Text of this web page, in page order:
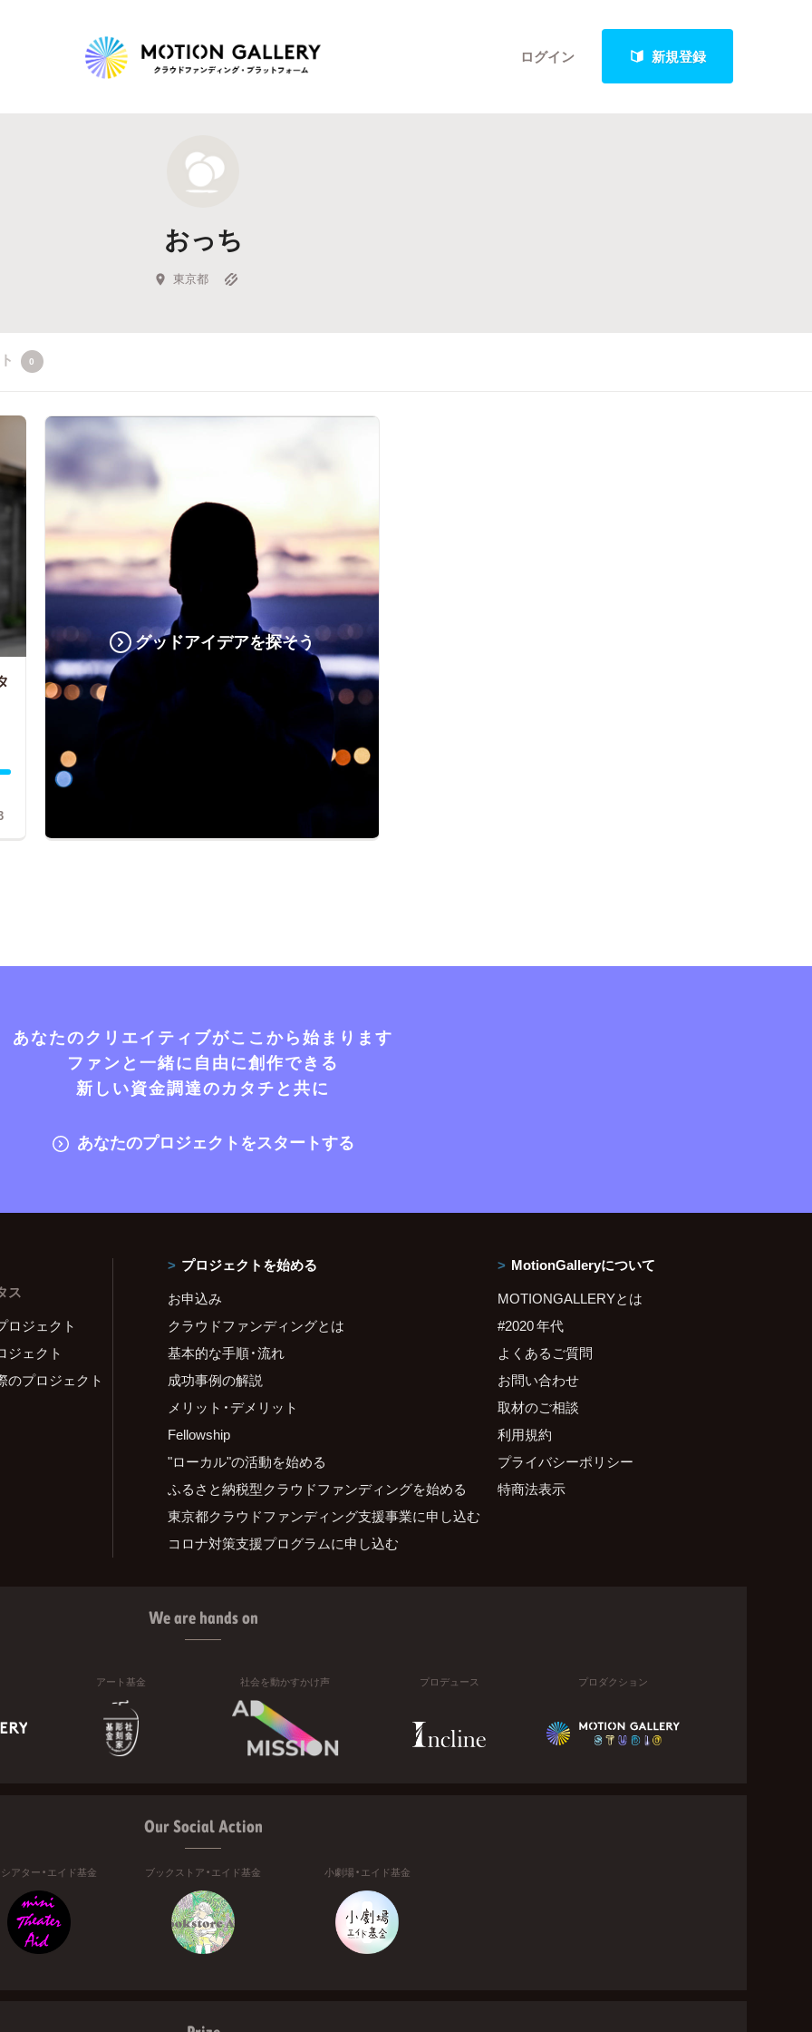
ログイン 新規登録
新着プロジェクト
Feature
キュレーターから探す
おっち
東京都
0
グッドアイデアを探そう
あなたのクリエイティブがここから始まります
ファンと一緒に自由に創作できる
新しい資金調達のカタチと共に
あなたのプロジェクトをスタートする
ス
ロジェクト
ジェクト
のプロジェクト
プロジェクトを始める
お申込み
クラウドファンディングとは
基本的な手順・流れ
成功事例の解説
メリット・デメリット
Fellowship
"ローカル"の活動を始める
ふるさと納税型クラウドファンディングを始める
東京都クラウドファンディング支援事業に申し込む
コロナ対策支援プログラムに申し込む
MotionGalleryについて
MOTIONGALLERYとは
#2020 年代
よくあるご質問
お問い合わせ
取材のご相談
利用規約
プライバシーポリシー
特商法表示
We are hands on
アート基金 社会を動かすかけ声 プロデュース プロダクション
Our Social Action
アター・エイド基金 ブックストア・エイド基金 小劇場・エイド基金